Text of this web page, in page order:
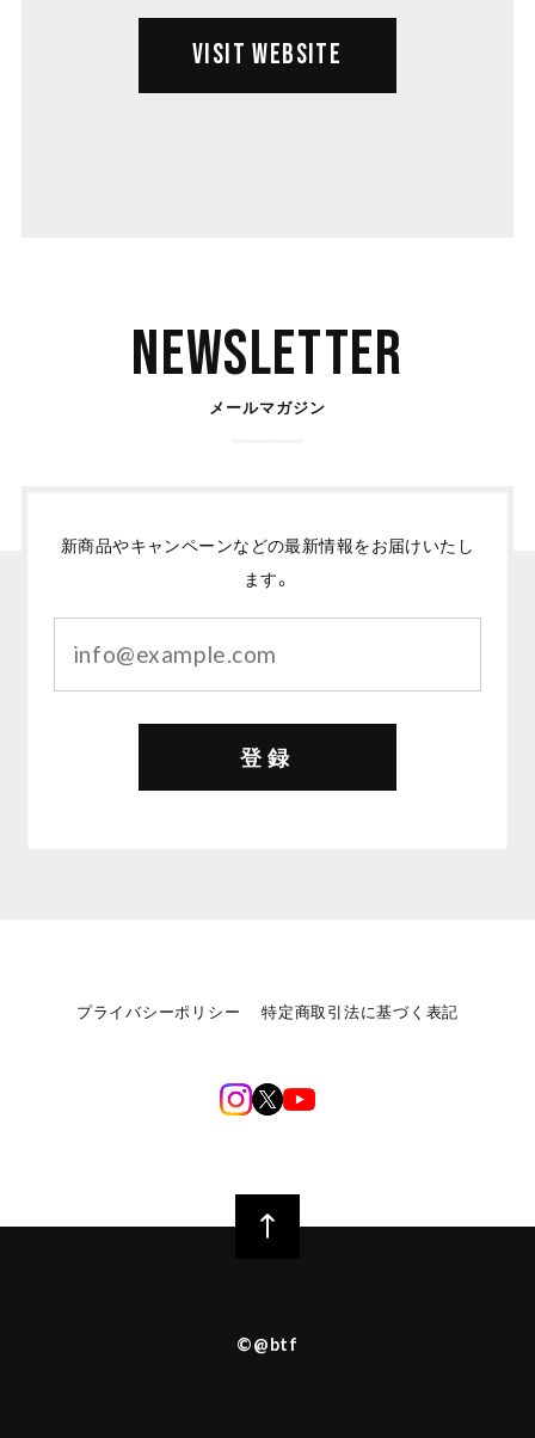
VISIT WEBSITE
Newsletter
メールマガジン
新商品やキャンペーンなどの最新情報をお届けいたし
ます。
登録
プライバシーポリシー 特定商取引法に基づく表記
©︎@btf